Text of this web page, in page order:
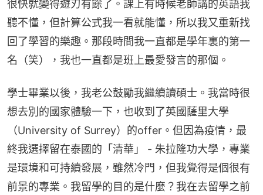
很快就變得遊刃有餘了。課上有時候老師講的英語我
聽不懂，但計算公式我一看就能懂，所以我又重新找
回了學習的樂趣。那段時間我一直都是學年裏的第一
名（笑），我也一直都是班上最愛發言的那個。
學士畢業以後，我老公鼓勵我繼續讀碩士。我當時很
想去別的國家體驗一下，也收到了英國薩里大學
（University of Surrey）的offer。但因為疫情，最
終我選擇留在泰國的「清華」 - 朱拉隆功大學，專業
是環境和可持續發展，雖然冷門，但我覺得是個很有
前景的專業。我留學的目的是什麼？我在去留學之前